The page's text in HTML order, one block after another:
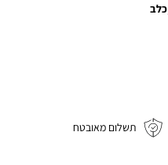
כלב
תשלום מאובטח